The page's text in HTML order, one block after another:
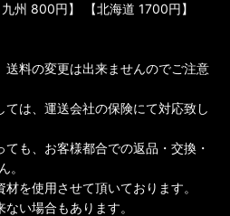
州 800円】 【北海道 1700円】
料の変更は出来ませんのでご注意
は、運送会社の保険にて対応致し
も、お客様都合での返品・交換・
。
を使用させて頂いております。
い場合もあります。